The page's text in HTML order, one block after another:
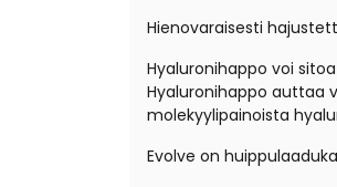
Hienovaraisesti
Hyaluronihappo voi
Hyaluronihappo auttaa
molekyylipainoista
Evolve on